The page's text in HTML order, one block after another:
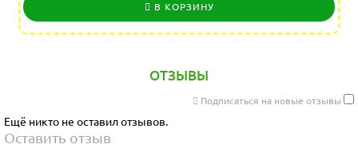
В КОРЗИНУ
ОТЗЫВЫ
Подписаться на новые отзывы
Ещё никто не оставил отзывов.
Оставить отзыв